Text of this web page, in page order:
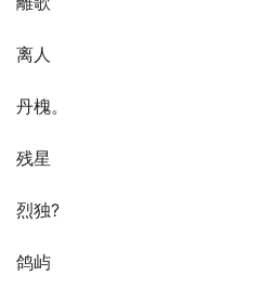
离人
丹槐。
残星
烈独?
鸽屿